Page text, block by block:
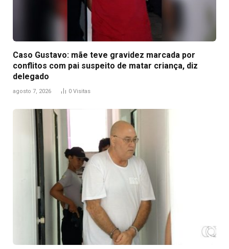
Caso Gustavo: mãe teve gravidez marcada por
conflitos com pai suspeito de matar criança, diz
delegado
agosto 7, 2026 0 Visitas